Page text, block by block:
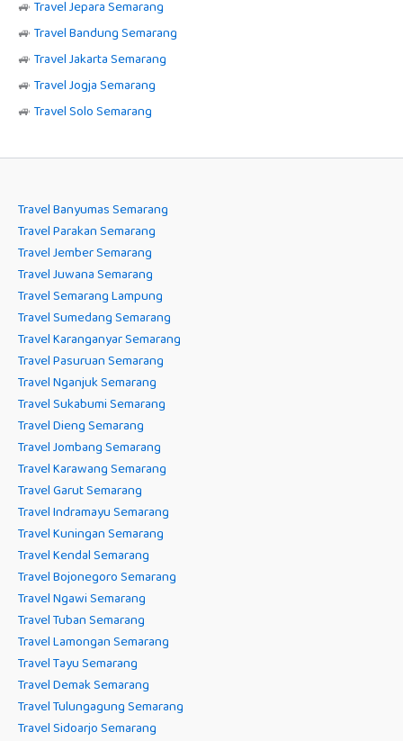
🚙 Travel Jepara Semarang
🚙 Travel Bandung Semarang
🚙 Travel Jakarta Semarang
🚙 Travel Jogja Semarang
🚙 Travel Solo Semarang
Travel Banyumas Semarang
Travel Parakan Semarang
Travel Jember Semarang
Travel Juwana Semarang
Travel Semarang Lampung
Travel Sumedang Semarang
Travel Karanganyar Semarang
Travel Pasuruan Semarang
Travel Nganjuk Semarang
Travel Sukabumi Semarang
Travel Dieng Semarang
Travel Jombang Semarang
Travel Karawang Semarang
Travel Garut Semarang
Travel Indramayu Semarang
Travel Kuningan Semarang
Travel Kendal Semarang
Travel Bojonegoro Semarang
Travel Ngawi Semarang
Travel Tuban Semarang
Travel Lamongan Semarang
Travel Tayu Semarang
Travel Demak Semarang
Travel Tulungagung Semarang
Travel Sidoarjo Semarang